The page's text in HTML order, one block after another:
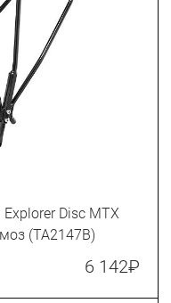
Disc MTX
(TA2147B)
6 142₽